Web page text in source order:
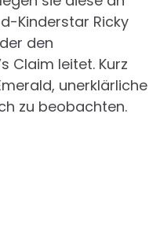
Kinderstar Ricky
den
Claim leitet. Kurz
unerklärliche
zu beobachten.